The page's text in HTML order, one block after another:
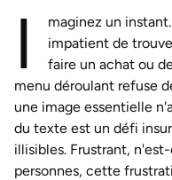
I
maginez un
impatient de
faire un achat ou
menu déroulant refuse
une image essentielle
du texte est un défi
illisibles. Frustrant,
personnes, cette